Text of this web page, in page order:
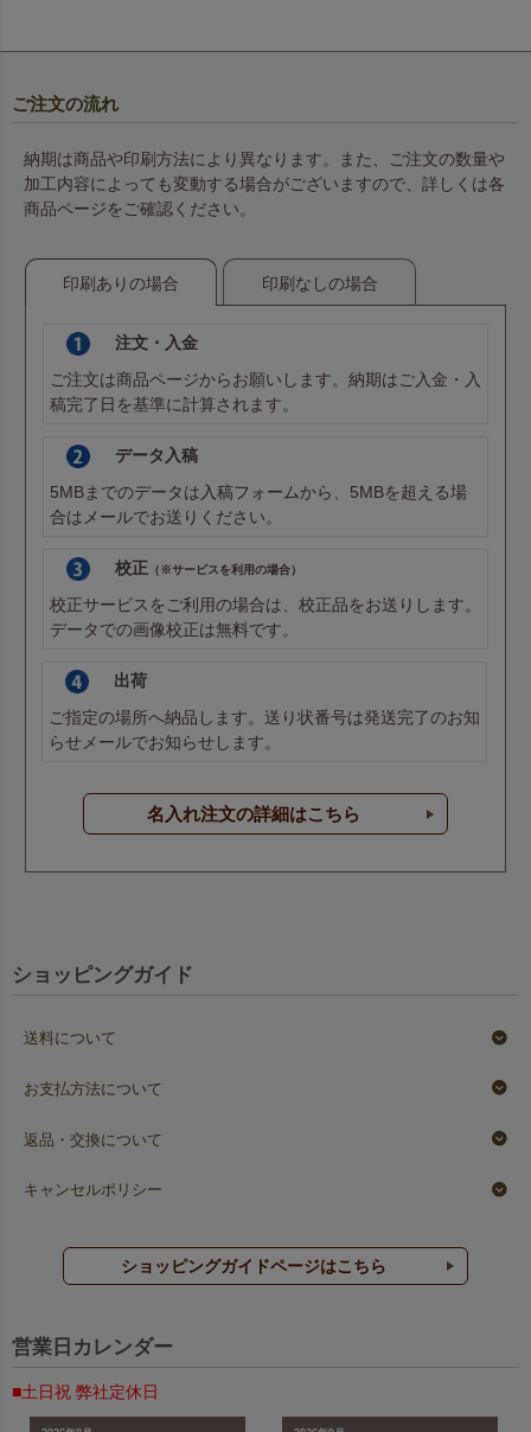
ご注文の流れ
納期は商品や印刷方法により異なります。また、ご注文の数量や
加工内容によっても変動する場合がございますので、詳しくは各
商品ページをご確認ください。
印刷ありの場合 印刷なしの場合
注文・入金
ご注文は商品ページからお願いします。納期はご入金・入
稿完了日を基準に計算されます。
データ入稿
5MBまでのデータは 入稿フォームから、5MBを超える場
合は メールでお送りください。
校正 （※サービスを利用の場合）
校正サービスをご利用の場合は、校正品をお送りします。
データでの画像校正は無料です。
出荷
ご指定の場所へ納品します。送り状番号は発送完了のお知
らせメールでお知らせします。
名入れ注文の詳細はこちら
ショッピングガイド
送料について
お支払方法について
返品・交換について
キャンセルポリシー
ショッピングガイドページはこちら
営業日カレンダー
■土日祝 弊社定休日